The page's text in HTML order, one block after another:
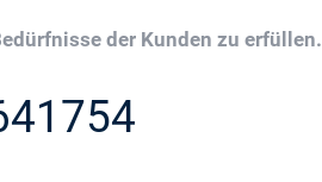
der Kunden zu erfüllen.